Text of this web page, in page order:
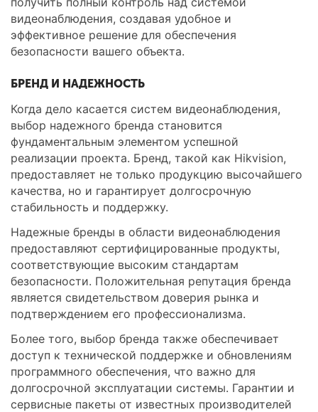
видеонаблюдения, создавая удобное и
эффективное решение для обеспечения
безопасности вашего объекта.
БРЕНД И НАДЕЖНОСТЬ
Когда дело касается систем видеонаблюдения,
выбор надежного бренда становится
фундаментальным элементом успешной
реализации проекта. Бренд, такой как Hikvision,
предоставляет не только продукцию высочайшего
качества, но и гарантирует долгосрочную
стабильность и поддержку.
Надежные бренды в области видеонаблюдения
предоставляют сертифицированные продукты,
соответствующие высоким стандартам
безопасности. Положительная репутация бренда
является свидетельством доверия рынка и
подтверждением его профессионализма.
Более того, выбор бренда также обеспечивает
доступ к технической поддержке и обновлениям
программного обеспечения, что важно для
долгосрочной эксплуатации системы. Гарантии и
сервисные пакеты от известных производителей